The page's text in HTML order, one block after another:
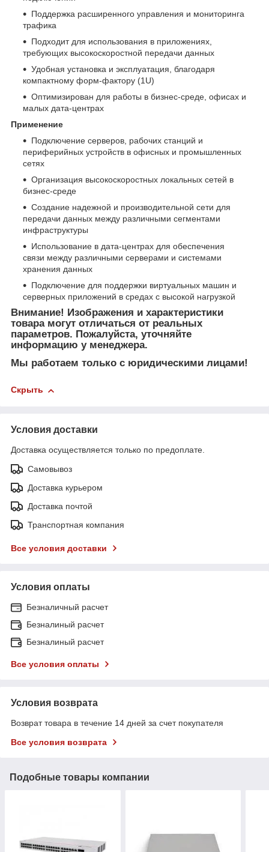
Поддержка расширенного управления и мониторинга
трафика
Подходит для использования в приложениях,
требующих высокоскоростной передачи данных
Удобная установка и эксплуатация, благодаря
компактному форм-фактору (1U)
Оптимизирован для работы в бизнес-среде, офисах и
малых дата-центрах
Применение
Подключение серверов, рабочих станций и
периферийных устройств в офисных и промышленных
сетях
Организация высокоскоростных локальных сетей в
бизнес-среде
Создание надежной и производительной сети для
передачи данных между различными сегментами
инфраструктуры
Использование в дата-центрах для обеспечения
связи между различными серверами и системами
хранения данных
Подключение для поддержки виртуальных машин и
серверных приложений в средах с высокой нагрузкой
Внимание! Изображения и характеристики
товара могут отличаться от реальных
параметров. Пожалуйста, уточняйте
информацию у менеджера.
Мы работаем только с юридическими лицами!
Скрыть
Условия доставки
Доставка осуществляется только по предоплате.
Самовывоз
Доставка курьером
Доставка почтой
Транспортная компания
Все условия доставки
Условия оплаты
Безналичный расчет
Безналиный расчет
Безналиный расчет
Все условия оплаты
Условия возврата
Возврат товара в течение 14 дней за счет покупателя
Все условия возврата
Подобные товары компании